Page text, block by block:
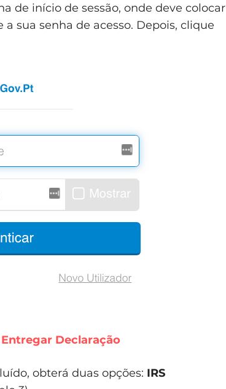
de início de sessão, onde deve colocar
sua senha de acesso. Depois, clique
Declaração
obterá duas opções: IRS